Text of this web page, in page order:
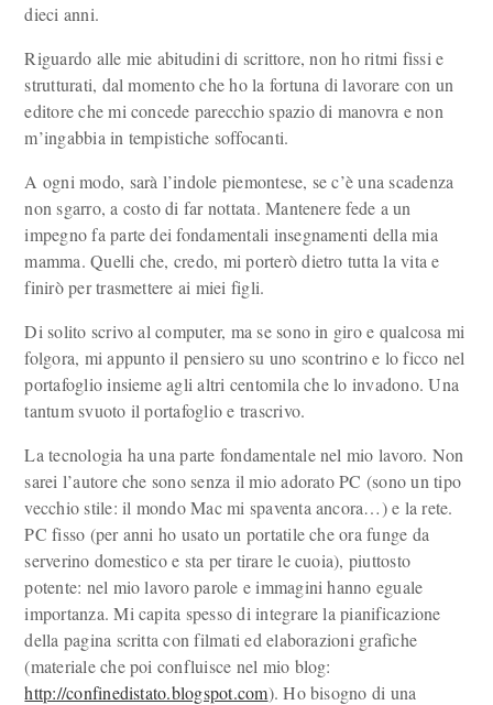
dieci anni.
Riguardo alle mie abitudini di scrittore, non ho ritmi fissi e
strutturati, dal momento che ho la fortuna di lavorare con un
editore che mi concede parecchio spazio di manovra e non
m’ingabbia in tempistiche soffocanti.
A ogni modo, sarà l’indole piemontese, se c’è una scadenza
non sgarro, a costo di far nottata. Mantenere fede a un
impegno fa parte dei fondamentali insegnamenti della mia
mamma. Quelli che, credo, mi porterò dietro tutta la vita e
finirò per trasmettere ai miei figli.
Di solito scrivo al computer, ma se sono in giro e qualcosa mi
folgora, mi appunto il pensiero su uno scontrino e lo ficco nel
portafoglio insieme agli altri centomila che lo invadono. Una
tantum svuoto il portafoglio e trascrivo.
La tecnologia ha una parte fondamentale nel mio lavoro. Non
sarei l’autore che sono senza il mio adorato PC (sono un tipo
vecchio stile: il mondo Mac mi spaventa ancora…) e la rete.
PC fisso (per anni ho usato un portatile che ora funge da
serverino domestico e sta per tirare le cuoia), piuttosto
potente: nel mio lavoro parole e immagini hanno eguale
importanza. Mi capita spesso di integrare la pianificazione
della pagina scritta con filmati ed elaborazioni grafiche
(materiale che poi confluisce nel mio blog:
http://confinedistato.blogspot.com). Ho bisogno di una